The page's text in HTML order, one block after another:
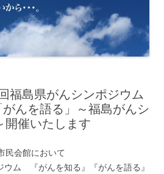
福島県がんシンポジウム
がんを語る」～福島がんシ
開催いたします
民会館において
ウム 『がんを知る』『がんを語る』